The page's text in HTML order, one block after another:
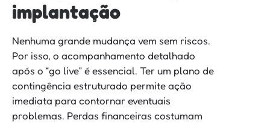
implantação
Nenhuma grande mudança vem sem riscos.
Por isso, o acompanhamento detalhado
após o “go live” é essencial. Ter um plano de
contingência estruturado permite ação
imediata para contornar eventuais
problemas. Perdas financeiras costumam